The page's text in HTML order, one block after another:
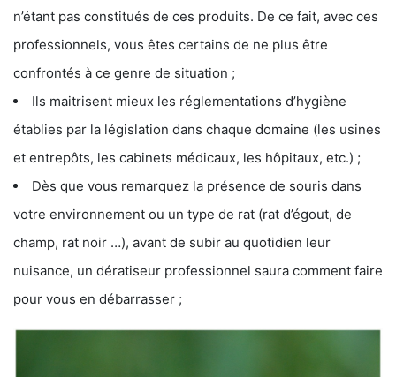
n’étant pas constitués de ces produits. De ce fait, avec ces
professionnels, vous êtes certains de ne plus être
confrontés à ce genre de situation ;
Ils maitrisent mieux les réglementations d’hygiène
établies par la législation dans chaque domaine (les usines
et entrepôts, les cabinets médicaux, les hôpitaux, etc.) ;
Dès que vous remarquez la présence de souris dans
votre environnement ou un type de rat (rat d’égout, de
champ, rat noir …), avant de subir au quotidien leur
nuisance, un dératiseur professionnel saura comment faire
pour vous en débarrasser ;